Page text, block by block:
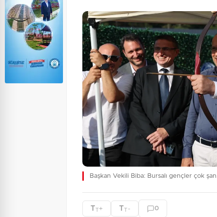
Başkan Vekili Biba: Bursalı gençler çok
TT+ TT - 0